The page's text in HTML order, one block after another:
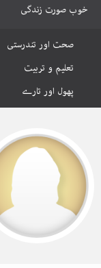
خوب صورت زندگی
صحت اور تندرستی
تعلیم و تربیت
پھول اور تارے